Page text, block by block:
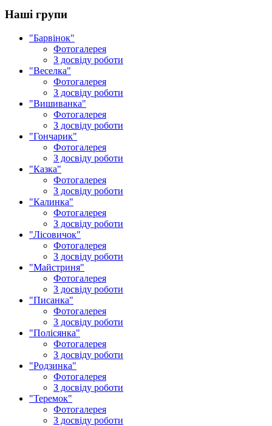
Наші групи
"Барвінок"
Фотогалерея
З досвіду роботи
"Веселка"
Фотогалерея
З досвіду роботи
"Вишиванка"
Фотогалерея
З досвіду роботи
"Гончарик"
Фотогалерея
З досвіду роботи
"Казка"
Фотогалерея
З досвіду роботи
"Калинка"
Фотогалерея
З досвіду роботи
"Лісовичок"
Фотогалерея
З досвіду роботи
"Майстриня"
Фотогалерея
З досвіду роботи
"Писанка"
Фотогалерея
З досвіду роботи
"Полісянка"
Фотогалерея
З досвіду роботи
"Родзинка"
Фотогалерея
З досвіду роботи
"Теремок"
Фотогалерея
З досвіду роботи